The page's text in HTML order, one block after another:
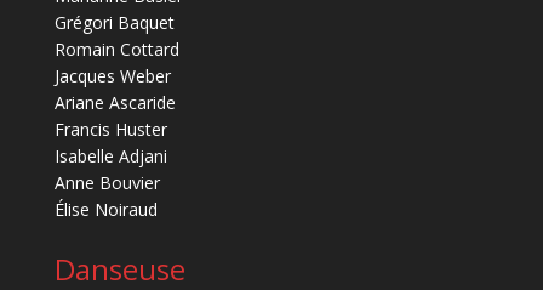
Grégori Baquet
Romain Cottard
Jacques Weber
Ariane Ascaride
Francis Huster
Isabelle Adjani
Anne Bouvier
Élise Noiraud
Danseuse